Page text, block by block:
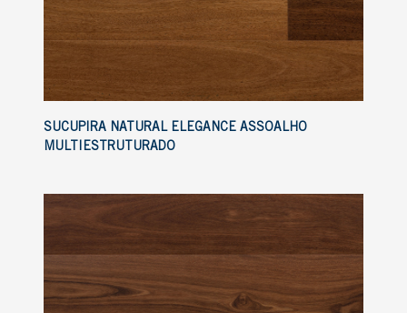
SUCUPIRA NATURAL ELEGANCE ASSOALHO
MULTIESTRUTURADO